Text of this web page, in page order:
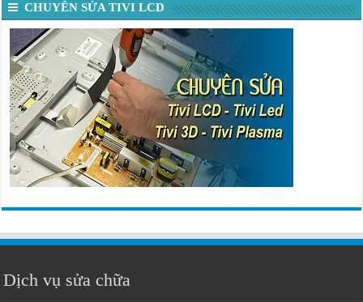
CHUYÊN SỬA TIVI LCD
Dịch vụ sửa chữa